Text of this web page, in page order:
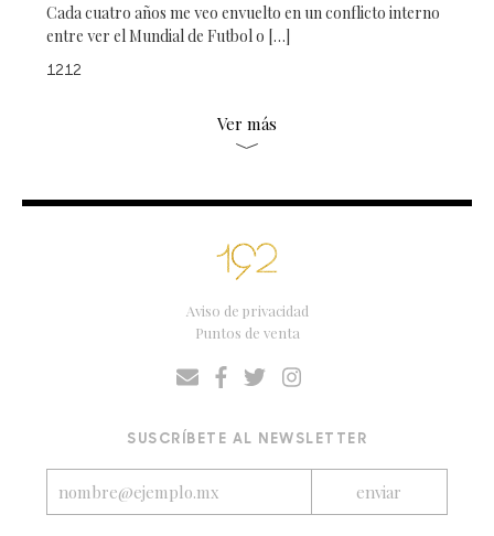
Cada cuatro años me veo envuelto en un conflicto interno
entre ver el Mundial de Futbol o […]
1212
Ver más
Aviso de privacidad
Puntos de venta
SUSCRÍBETE AL NEWSLETTER